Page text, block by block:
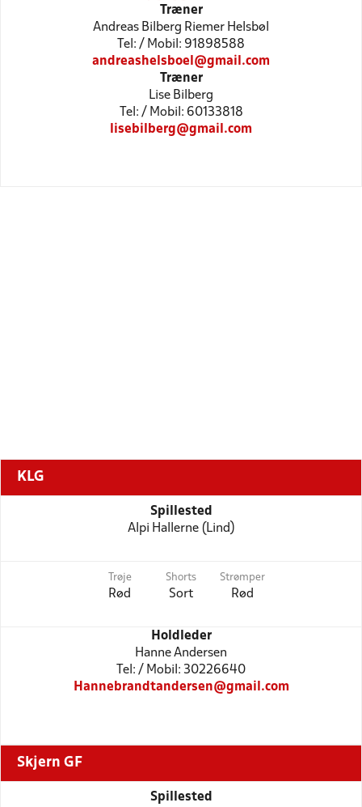
Træner
Andreas Bilberg Riemer Helsbøl
Tel: / Mobil: 91898588
andreashelsboel@gmail.com
Træner
Lise Bilberg
Tel: / Mobil: 60133818
lisebilberg@gmail.com
KLG
Spillested
Alpi Hallerne (Lind)
Trøje
Rød
Shorts
Sort
Strømper
Rød
Holdleder
Hanne Andersen
Tel: / Mobil: 30226640
Hannebrandtandersen@gmail.com
Skjern GF
Spillested